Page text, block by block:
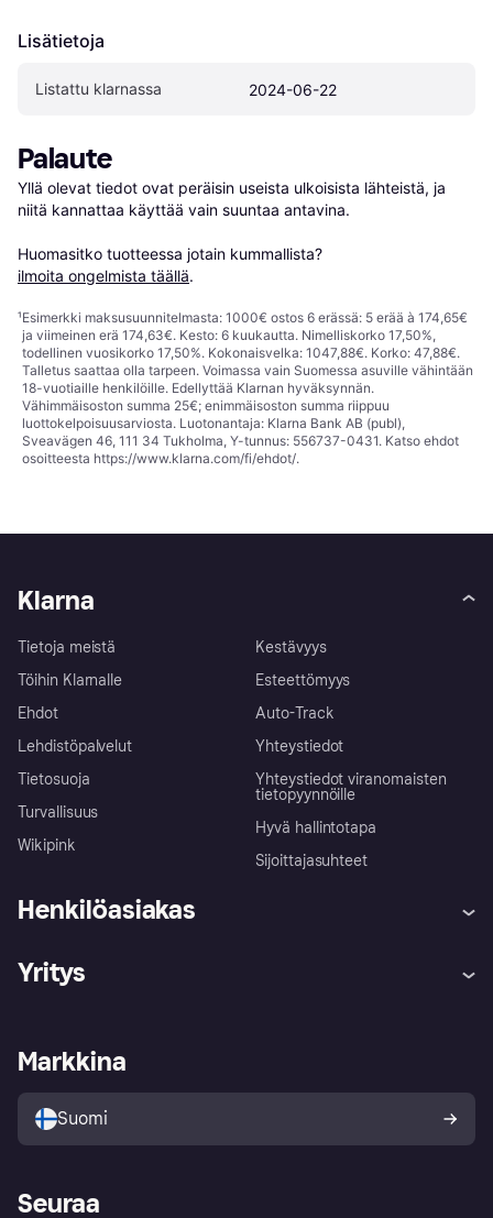
Lisätietoja
Listattu klarnassa 2024-06-22
Palaute
Yllä olevat tiedot ovat peräisin useista ulkoisista lähteistä, ja
niitä kannattaa käyttää vain suuntaa antavina.
Huomasitko tuotteessa jotain kummallista?
ilmoita ongelmista täällä.
¹Esimerkki maksusuunnitelmasta: 1000€ ostos 6 erässä: 5 erää à 174,65€
ja viimeinen erä 174,63€. Kesto: 6 kuukautta. Nimelliskorko 17,50%,
todellinen vuosikorko 17,50%. Kokonaisvelka: 1047,88€. Korko: 47,88€.
Talletus saattaa olla tarpeen. Voimassa vain Suomessa asuville vähintään
18-vuotiaille henkilöille. Edellyttää Klarnan hyväksynnän.
Vähimmäisoston summa 25€; enimmäisoston summa riippuu
luottokelpoisuusarviosta. Luotonantaja: Klarna Bank AB (publ),
Sveavägen 46, 111 34 Tukholma, Y-tunnus: 556737-0431. Katso ehdot
osoitteesta https://www.klarna.com/fi/ehdot/.
Klarna
Tietoja meistä
Töihin Klarnalle
Ehdot
Lehdistöpalvelut
Tietosuoja
Turvallisuus
Wikipink
Kestävyys
Esteettömyys
Auto-Track
Yhteystiedot
Yhteystiedot viranomaisten
tietopyynnöille
Hyvä hallintotapa
Sijoittajasuhteet
Henkilöasiakas
Ohje
Kirjaudu sisään
Tutustu kauppoihin
Ostajan turva
Yritys
Kirjaudu sisään yrityksenä
Markkina
Suomi
Seuraa